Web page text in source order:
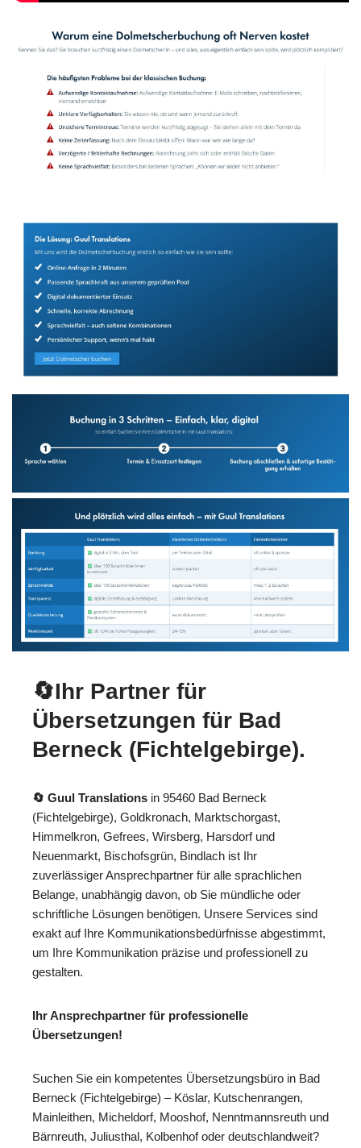
🔄Ihr Partner für
Übersetzungen für Bad
Berneck (Fichtelgebirge).
🔄 Guul Translations in 95460 Bad Berneck
(Fichtelgebirge), Goldkronach, Marktschorgast,
Himmelkron, Gefrees, Wirsberg, Harsdorf und
Neuenmarkt, Bischofsgrün, Bindlach ist Ihr
zuverlässiger Ansprechpartner für alle sprachlichen
Belange, unabhängig davon, ob Sie mündliche oder
schriftliche Lösungen benötigen. Unsere Services sind
exakt auf Ihre Kommunikationsbedürfnisse abgestimmt,
um Ihre Kommunikation präzise und professionell zu
gestalten.
Ihr Ansprechpartner für professionelle
Übersetzungen!
Suchen Sie ein kompetentes Übersetzungsbüro in Bad
Berneck (Fichtelgebirge) – Köslar, Kutschenrangen,
Mainleithen, Micheldorf, Mooshof, Nenntmannsreuth und
Bärnreuth, Juliusthal, Kolbenhof oder deutschlandweit?